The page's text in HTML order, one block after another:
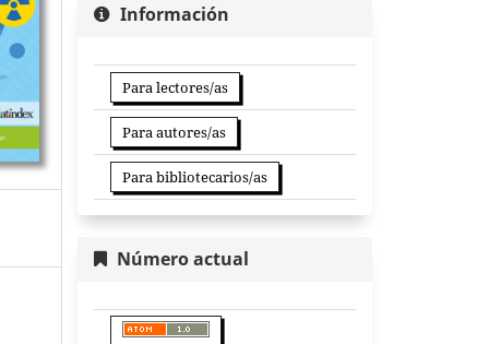
Información
Para lectores/as
Para autores/as
Para bibliotecarios/as
Número actual